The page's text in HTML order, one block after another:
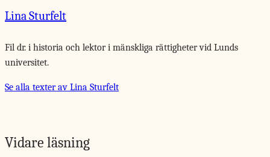
Lina Sturfelt
Fil dr. i historia och lektor i mänskliga rättigheter vid Lunds
universitet.
Se alla texter av Lina Sturfelt
Vidare läsning